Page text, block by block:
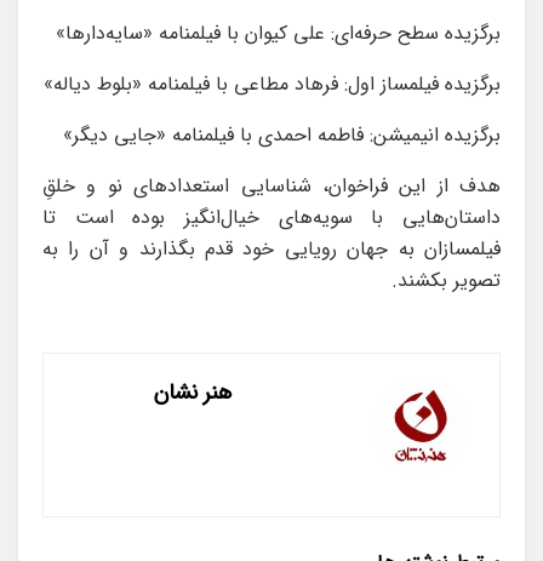
برگزیده سطح حرفه‌ای: علی کیوان با فیلمنامه «سایه‌دارها»
برگزیده فیلمساز اول: فرهاد مطاعی با فیلمنامه «بلوط دیاله»
برگزیده انیمیشن: فاطمه احمدی با فیلمنامه «جایی دیگر»
هدف از این فراخوان، شناسایی استعدادهای نو و خلقِ
داستان‌هایی با سویه‌های خیال‌انگیز بوده است تا
فیلمسازان به جهان رویایی خود قدم بگذارند و آن را به
تصویر بکشند.
هنر نشان